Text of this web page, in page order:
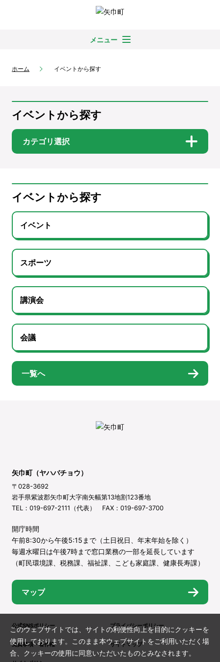
メニュー
ホーム イベントから探す
イベントから探す
カテゴリ選択
イベントから探す
イベント
スポーツ
講演会
会議
一覧へ
矢巾町（ヤハバチョウ）
〒028-3692
岩手県紫波郡矢巾町大字南矢幅第13地割123番地
TEL：019-697-2111（代表） FAX：019-697-3700
開庁時間
午前8:30から午後5:15まで（土日祝日、年末年始を除く）
毎週水曜日は午後7時まで窓口業務の一部を延長しています
（町民環境課、税務課、福祉課、こども家庭課、健康長寿課）
マップ
公式SNSポリシー プライバシーポリシー
免責事項・著作権 サイトマップ
このウェブサイトでは、サイトの利便性向上を目的にクッキーを
使用しております。このまま本ウェブサイトをご利用いただく場
合、クッキーの使用に同意いただいたものとみなされます。